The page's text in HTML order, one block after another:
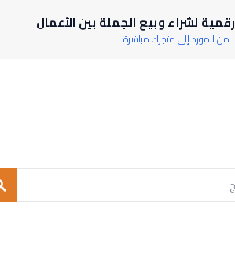
لشراء وبيع الجملة بين الأعمال
من المورد إلى متجرك مباشرة